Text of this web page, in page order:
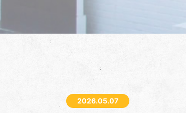
2026.05.07